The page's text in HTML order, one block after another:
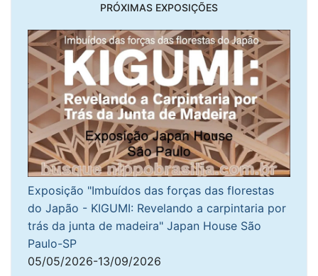
PRÓXIMAS EXPOSIÇÕES
Exposição "Imbuídos das forças das florestas
do Japão - KIGUMI: Revelando a carpintaria por
trás da junta de madeira" Japan House São
Paulo-SP
05/05/2026-13/09/2026